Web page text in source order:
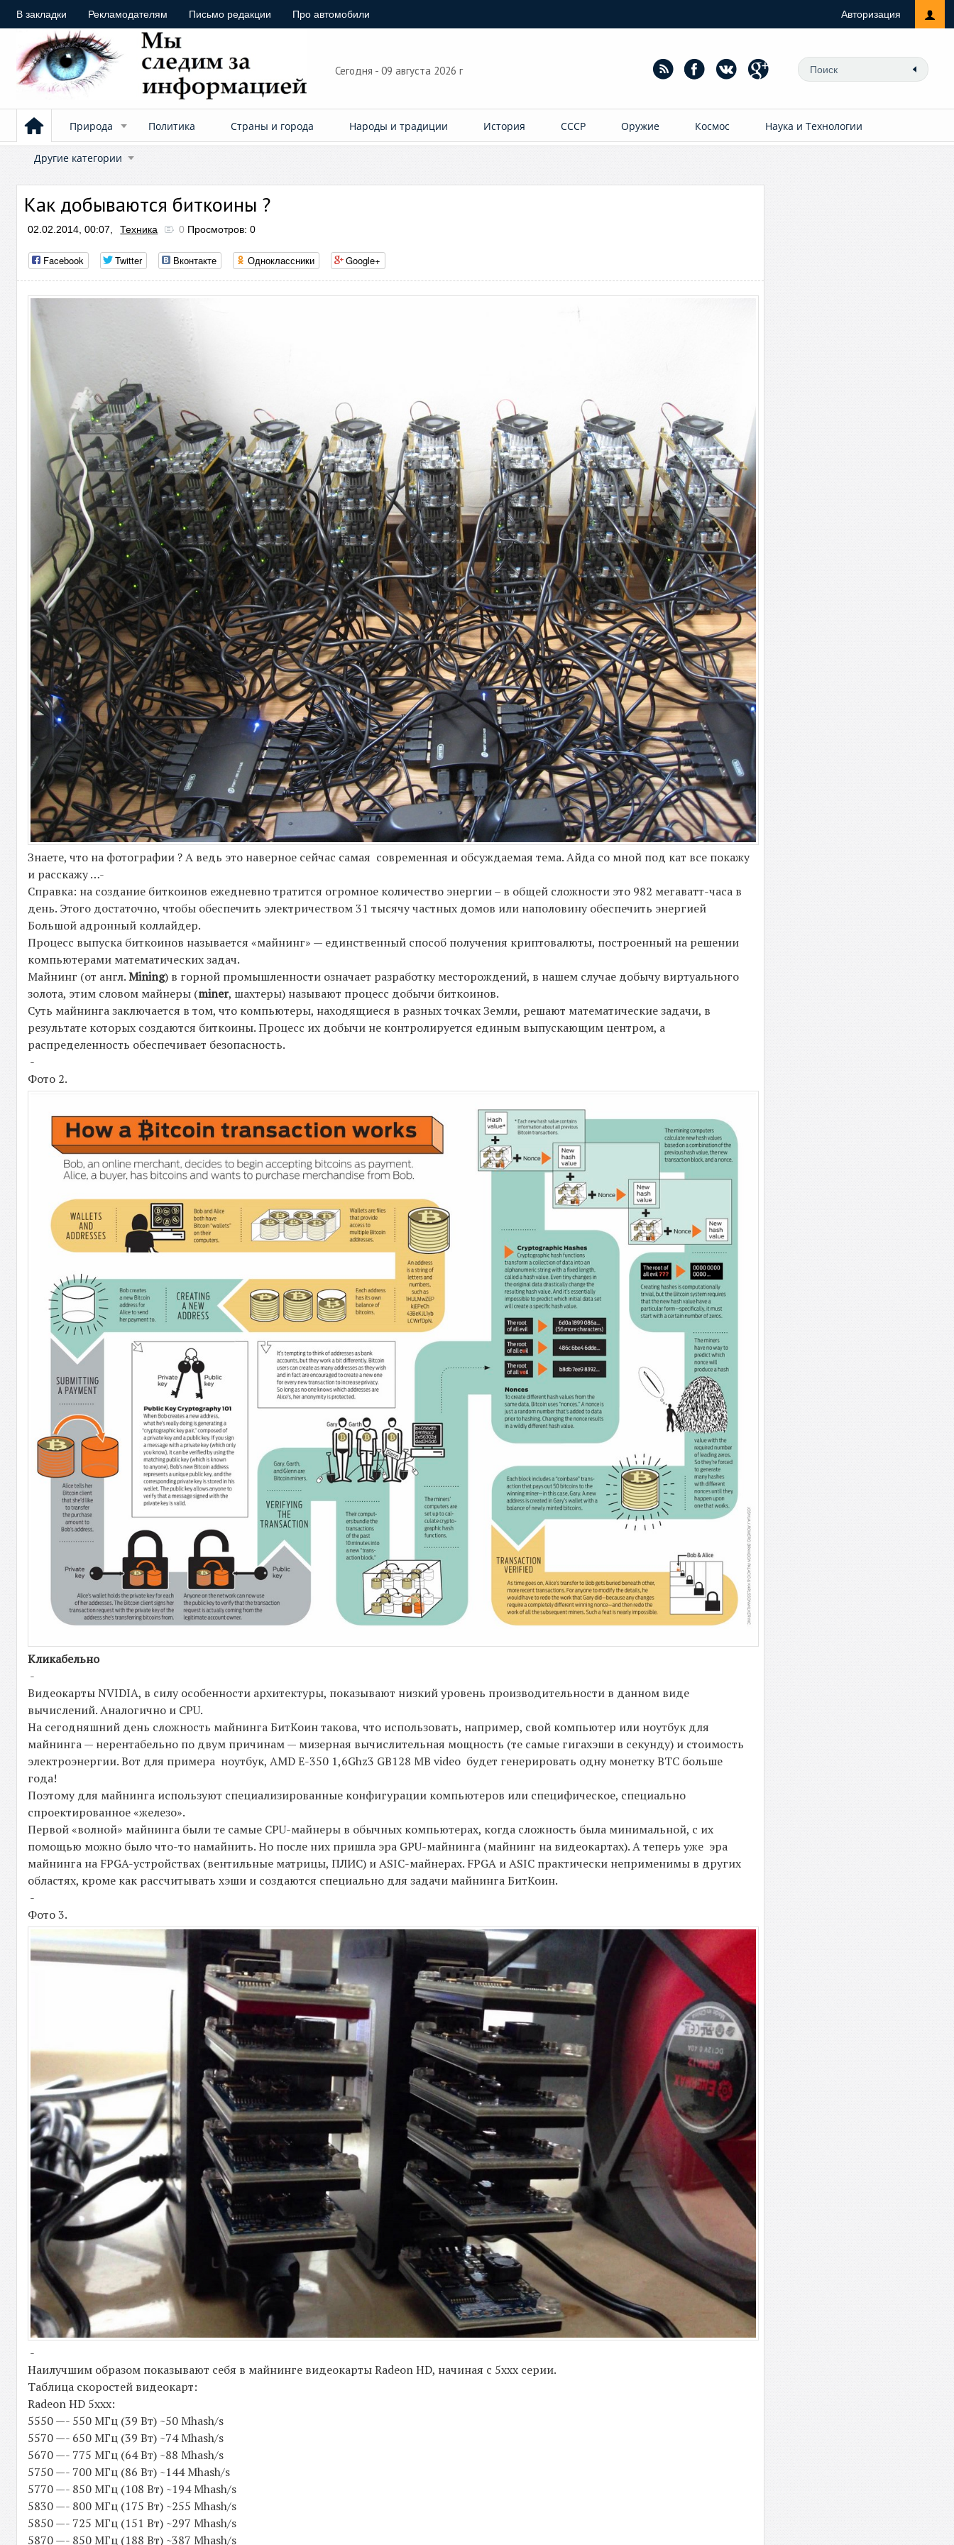
В закладки Рекламодателям Письмо редакции Про автомобили Авторизация
Сегодня - 09 августа 2026 г
Природа Политика Страны и города Народы и традиции История СССР Оружие Космос Наука и Технологии
Другие категории
Как добываются биткоины ?
02.02.2014, 00:07, Техника 0 Просмотров: 0
Facebook Twitter Вконтакте Одноклассники Google+
Знаете, что на фотографии ? А ведь это наверное сейчас самая современная и обсуждаемая тема. Айда со мной под кат все покажу
и расскажу …-
Справка: на создание биткоинов ежедневно тратится огромное количество энергии – в общей сложности это 982 мегаватт-часа в
день. Этого достаточно, чтобы обеспечить электричеством 31 тысячу частных домов или наполовину обеспечить энергией
Большой адронный коллайдер.
Процесс выпуска биткоинов называется «майнинг» — единственный способ получения криптовалюты, построенный на решении
компьютерами математических задач.
Майнинг (от англ.Mining) в горной промышленности означает разработку месторождений, в нашем случае добычу виртуального
золота, этим словом майнеры (miner, шахтеры) называют процесс добычи биткоинов.
Суть майнинга заключается в том, что компьютеры, находящиеся в разных точках Земли, решают математические задачи, в
результате которых создаются биткоины. Процесс их добычи не контролируется единым выпускающим центром, а
распределенность обеспечивает безопасность.
-
Фото 2.
Кликабельно
-
Видеокарты NVIDIA, в силу особенности архитектуры, показывают низкий уровень производительности в данном виде
вычислений. Аналогично и CPU.
На сегодняшний день сложность майнинга БитКоин такова, что использовать, например, свой компьютер или ноутбук для
майнинга — нерентабельно по двум причинам — мизерная вычислительная мощность (те самые гигахэши в секунду) и стоимость
электроэнергии. Вот для примера ноутбук, AMD E-350 1,6Ghz3 GB128 MB video будет генерировать одну монетку BTC больше
года!
Поэтому для майнинга используют специализированные конфигурации компьютеров или специфическое, специально
спроектированное «железо».
Первой «волной» майнинга были те самые CPU-майнеры в обычных компьютерах, когда сложность была минимальной, с их
помощью можно было что-то намайнить. Но после них пришла эра GPU-майнинга (майнинг на видеокартах). А теперь уже эра
майнинга на FPGA-устройствах (вентильные матрицы, ПЛИС) и ASIC-майнерах. FPGA и ASIC практически неприменимы в других
областях, кроме как рассчитывать хэши и создаются специально для задачи майнинга БитКоин.
-
Фото 3.
-
Наилучшим образом показывают себя в майнинге видеокарты Radeon HD, начиная с 5xxx серии.
Таблица скоростей видеокарт:
Radeon HD 5xxx:
5550 —- 550 МГц (39 Вт) ~50 Mhash/s
5570 —- 650 МГц (39 Вт) ~74 Mhash/s
5670 —- 775 МГц (64 Вт) ~88 Mhash/s
5750 —- 700 МГц (86 Вт) ~144 Mhash/s
5770 —- 850 МГц (108 Вт) ~194 Mhash/s
5830 —- 800 МГц (175 Вт) ~255 Mhash/s
5850 —- 725 МГц (151 Вт) ~297 Mhash/s
5870 —- 850 МГц (188 Вт) ~387 Mhash/s